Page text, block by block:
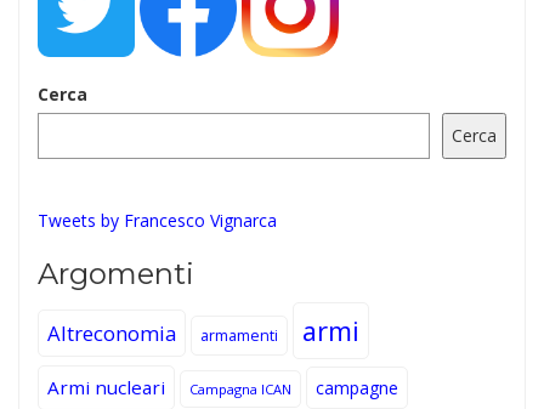
Cerca
Cerca
Tweets by Francesco Vignarca
Argomenti
Altreconomia armamenti armi
Armi nucleari Campagna ICAN campagne